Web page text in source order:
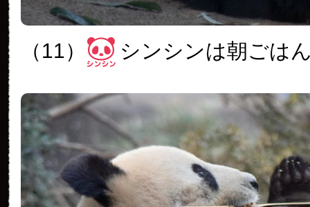
（11） シンシンは朝ごは